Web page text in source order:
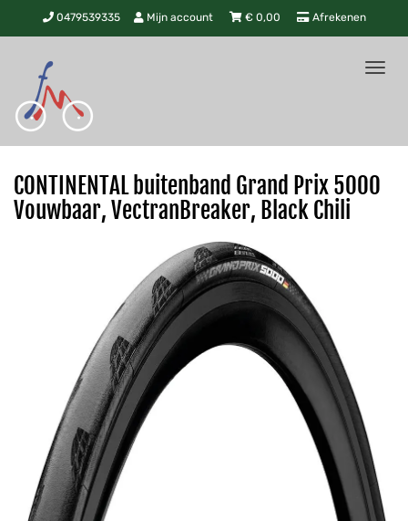
0479539335 Mijn account € 0,00 Afrekenen
CONTINENTAL buitenband Grand Prix 5000
Vouwbaar, VectranBreaker, Black Chili